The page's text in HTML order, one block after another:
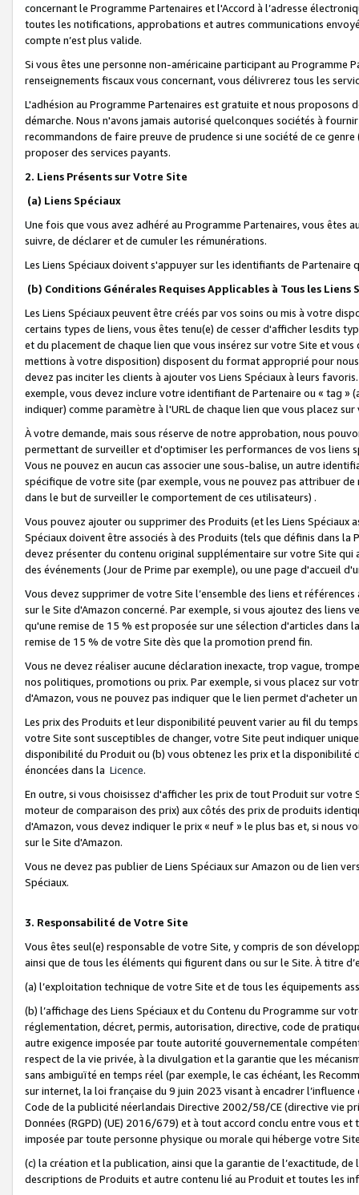
concernant le Programme Partenaires et l'Accord à l’adresse
toutes les notifications, approbations et autres communications
compte n’est plus valide.
Si vous êtes une personne non-américaine participant au
renseignements fiscaux vous concernant, vous délivrerez tous les
L'adhésion au Programme Partenaires est gratuite et nous proposons
démarche. Nous n'avons jamais autorisé quelconques sociétés à
recommandons de faire preuve de prudence si une société de ce
proposer des services payants.
2. Liens Présents sur Votre Site
(a) Liens Spéciaux
Une fois que vous avez adhéré au Programme Partenaires, vous êtes
suivre, de déclarer et de cumuler les rémunérations.
Les Liens Spéciaux doivent s'appuyer sur les identifiants de Partenaire
(b) Conditions Générales Requises Applicables à Tous les Liens
Les Liens Spéciaux peuvent être créés par vos soins ou mis à votre
certains types de liens, vous êtes tenu(e) de cesser d'afficher lesdits
et du placement de chaque lien que vous insérez sur votre Site et
mettions à votre disposition) disposent du format approprié pour
devez pas inciter les clients à ajouter vos Liens Spéciaux à leurs
exemple, vous devez inclure votre identifiant de Partenaire ou « tag
indiquer) comme paramètre à l'URL de chaque lien que vous placez
À votre demande, mais sous réserve de notre approbation, nous
permettant de surveiller et d'optimiser les performances de vos liens
Vous ne pouvez en aucun cas associer une sous-balise, un autre
spécifique de votre site (par exemple, vous ne pouvez pas attribuer
dans le but de surveiller le comportement de ces utilisateurs) .
Vous pouvez ajouter ou supprimer des Produits (et les Liens
Spéciaux doivent être associés à des Produits (tels que définis dans
devez présenter du contenu original supplémentaire sur votre Site qui
des événements (Jour de Prime par exemple), ou une page d'accueil
Vous devez supprimer de votre Site l’ensemble des liens et
sur le Site d'Amazon concerné. Par exemple, si vous ajoutez des
qu'une remise de 15 % est proposée sur une sélection d'articles
remise de 15 % de votre Site dès que la promotion prend fin.
Vous ne devez réaliser aucune déclaration inexacte, trop vague,
nos politiques, promotions ou prix. Par exemple, si vous placez sur
d'Amazon, vous ne pouvez pas indiquer que le lien permet d'acheter
Les prix des Produits et leur disponibilité peuvent varier au fil du
votre Site sont susceptibles de changer, votre Site peut indiquer
disponibilité du Produit ou (b) vous obtenez les prix et la disponibilité
énoncées dans la Licence.
En outre, si vous choisissez d'afficher les prix de tout Produit sur
moteur de comparaison des prix) aux côtés des prix de produits
d'Amazon, vous devez indiquer le prix « neuf » le plus bas et, si nous
sur le Site d'Amazon.
Vous ne devez pas publier de Liens Spéciaux sur Amazon ou de lien
Spéciaux.
3. Responsabilité de Votre Site
Vous êtes seul(e) responsable de votre Site, y compris de son
ainsi que de tous les éléments qui figurent dans ou sur le Site. À titre
(a) l’exploitation technique de votre Site et de tous les équipements
(b) l’affichage des Liens Spéciaux et du Contenu du Programme sur
réglementation, décret, permis, autorisation, directive, code de
autre exigence imposée par toute autorité gouvernementale
respect de la vie privée, à la divulgation et la garantie que les
sans ambiguïté en temps réel (par exemple, le cas échéant, les
sur internet, la loi française du 9 juin 2023 visant à encadrer
Code de la publicité néerlandais Directive 2002/58/CE (directive vie
Données (RGPD) (UE) 2016/679) et à tout accord conclu entre vous
imposée par toute personne physique ou morale qui héberge votre
(c) la création et la publication, ainsi que la garantie de l’exactitude,
descriptions de Produits et autre contenu lié au Produit et toutes les